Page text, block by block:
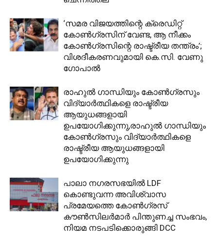
‘സമര വിജയത്തിന്റെ ക്രെഡിറ്റ്
കോൺ​ഗ്രസിന് വേണ്ട, ആ നീക്കം
കോൺ​ഗ്രസിന്റെ രാഷ്ട്രീയ തന്ത്രം’;
വിശദീകരണവുമായി കെ.സി. വേണു​
ഗോപാൽ
രാഹുൽ ഗാന്ധിയും കോൺഗ്രസും
വിദ്യാർത്ഥികളെ രാഷ്ട്രീയ
ആയുധങ്ങളായി
ഉപയോഗിക്കുന്നു,രാഹുൽ ഗാന്ധിയും
കോൺഗ്രസും വിദ്യാർത്ഥികളെ
രാഷ്ട്രീയ ആയുധങ്ങളായി
ഉപയോഗിക്കുന്നു
പാലാ നഗരസഭയിൽ LDF
കൊണ്ടുവന്ന അവിശ്വാസ
പ്രമേയത്തെ കോൺഗ്രസ്
കൗൺസിലർമാർ പിന്തുണച്ച സംഭവം,
നിയമ നടപടിക്കൊരുങ്ങി DCC